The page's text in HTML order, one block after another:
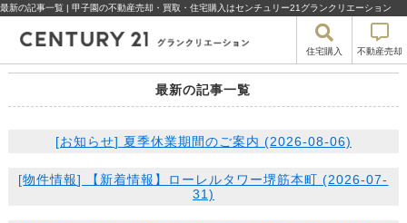
最新の記事一覧 | 甲子園の不動産売却・買取・住宅購入はセンチュリー21グランクリエーション
住宅購入 不動産売却
最新の記事一覧
[お知らせ] 夏季休業期間のご案内 (2026-08-06)
[物件情報] 【新着情報】ローレルタワー堺筋本町 (2026-07-
31)